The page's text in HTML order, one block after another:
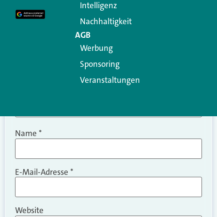
Kommentar
Name *
E-Mail-Adresse *
Website
Intelligenz
Nachhaltigkeit
AGB
Werbung
Sponsoring
Veranstaltungen